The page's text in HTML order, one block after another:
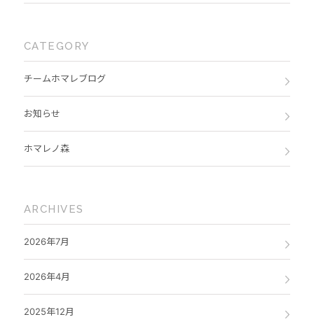
CATEGORY
チームホマレブログ
お知らせ
ホマレノ森
ARCHIVES
2026年7月
2026年4月
2025年12月